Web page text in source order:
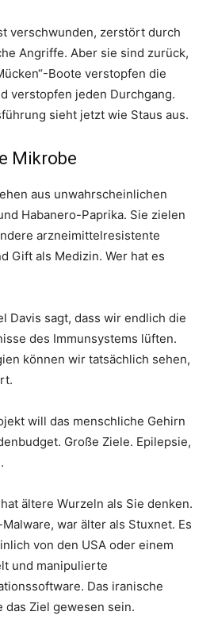
verschwunden, zerstört durch
Angriffe. Aber sie sind zurück,
Boote verstopfen die
verstopfen jeden Durchgang.
sieht jetzt wie Staus aus.
Mikrobe
aus unwahrscheinlichen
Habanero-Paprika. Sie zielen
arzneimittelresistente
Gift als Medizin. Wer hat es
Davis sagt, dass wir endlich die
des Immunsystems lüften.
können wir tatsächlich sehen,
will das menschliche Gehirn
Große Ziele. Epilepsie,
ältere Wurzeln als Sie denken.
war älter als Stuxnet. Es
von den USA oder einem
und manipulierte
Das iranische
das Ziel gewesen sein.